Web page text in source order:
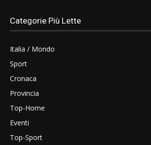
Categorie Più Lette
Italia / Mondo
Sport
Cronaca
Provincia
Top-Home
Eventi
Top-Sport